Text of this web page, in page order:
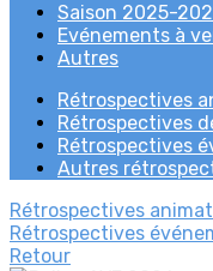
Saison 2025-
Evénements à
Autres
Rétrospectives
Rétrospectives
Rétrospectives
Autres
Rétrospectives
Rétrospectives
Retour